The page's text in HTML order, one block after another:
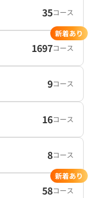
35コース
1697コース
新着あり
9コース
16コース
8コース
58コース
新着あり